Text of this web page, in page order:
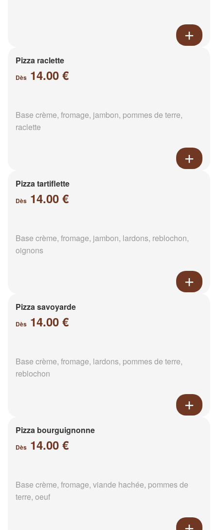
Pizza raclette
Dès 14.00 €
Base crème, fromage, jambon, pommes de terre,
raclette
Pizza tartiflette
Dès 14.00 €
Base crème, fromage, jambon, lardons, reblochon,
oignons
Pizza savoyarde
Dès 14.00 €
Base crème, fromage, lardons, pommes de terre,
reblochon
Pizza bourguignonne
Dès 14.00 €
Base crème, fromage, viande hachée, pommes de
terre, oeuf